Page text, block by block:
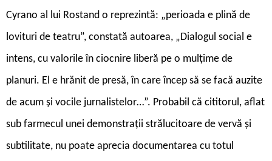
Cyrano al lui Rostand o reprezintă: „perioada e plină de
lovituri de teatru”, constată autoarea, „Dialogul social e
intens, cu valorile în ciocnire liberă pe o mulțime de
planuri. El e hrănit de presă, în care încep să se facă auzite
de acum și vocile jurnalistelor…”. Probabil că cititorul, aflat
sub farmecul unei demonstrații strălucitoare de vervă și
subtilitate, nu poate aprecia documentarea cu totul